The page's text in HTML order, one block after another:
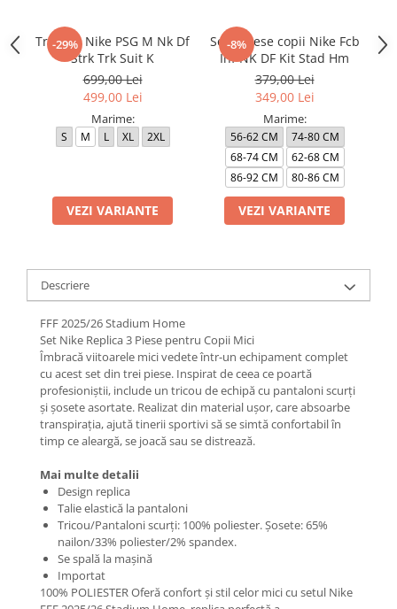
-29%
Trening Nike PSG M Nk Df
Strk Trk Suit K
699,00 Lei
499,00 Lei
Marime:
S M L XL 2XL
VEZI VARIANTE
-8%
Set 3 Piese copii Nike Fcb
Inf NK DF Kit Stad Hm
379,00 Lei
349,00 Lei
Marime:
56-62 CM
74-80 CM
68-74 CM
62-68 CM
86-92 CM
80-86 CM
VEZI VARIANTE
Descriere
FFF 2025/26 Stadium Home
Set Nike Replica 3 Piese pentru Copii Mici
Îmbracă viitoarele mici vedete într-un echipament complet
cu acest set din trei piese. Inspirat de ceea ce poartă
profesioniștii, include un tricou de echipă cu pantaloni scurți
și șosete asortate. Realizat din material ușor, care absoarbe
transpirația, ajută tinerii sportivi să se simtă confortabil în
timp ce aleargă, se joacă sau se distrează.
Mai multe detalii
Design replica
Talie elastică la pantaloni
Tricou/Pantaloni scurți: 100% poliester. Șosete: 65%
nailon/33% poliester/2% spandex.
Se spală la mașină
Importat
100% POLIESTER Oferă confort și stil celor mici cu setul Nike